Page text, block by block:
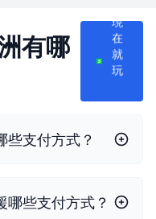
有哪
現
在
就
玩
些支付方式？
些支付方式？